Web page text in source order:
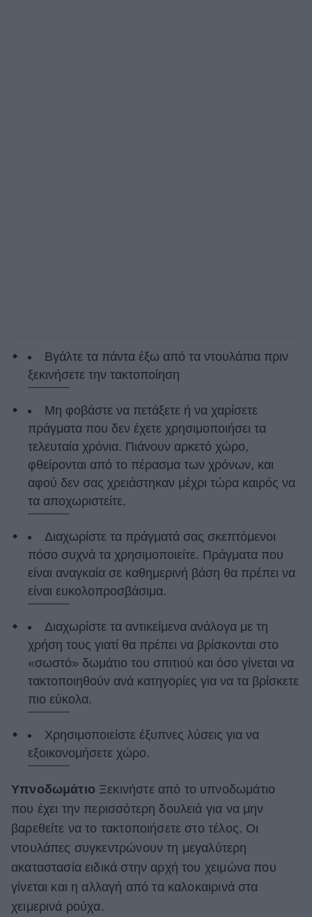
Βγάλτε τα πάντα έξω από τα ντουλάπια πριν
ξεκινήσετε την τακτοποίηση
Μη φοβάστε να πετάξετε ή να χαρίσετε
πράγματα που δεν έχετε χρησιμοποιήσει τα
τελευταία χρόνια. Πιάνουν αρκετό χώρο,
φθείρονται από το πέρασμα των χρόνων, και
αφού δεν σας χρειάστηκαν μέχρι τώρα καιρός να
τα αποχωριστείτε.
Διαχωρίστε τα πράγματά σας σκεπτόμενοι
πόσο συχνά τα χρησιμοποιείτε. Πράγματα που
είναι αναγκαία σε καθημερινή βάση θα πρέπει να
είναι ευκολοπροσβάσιμα.
Διαχωρίστε τα αντικείμενα ανάλογα με τη
χρήση τους γιατί θα πρέπει να βρίσκονται στο
«σωστό» δωμάτιο του σπιτιού και όσο γίνεται να
τακτοποιηθούν ανά κατηγορίες για να τα βρίσκετε
πιο εύκολα.
Χρησιμοποιείστε έξυπνες λύσεις για να
εξοικονομήσετε χώρο.
Υπνοδωμάτιο Ξεκινήστε από το υπνοδωμάτιο
που έχει την περισσότερη δουλειά για να μην
βαρεθείτε να το τακτοποιήσετε στο τέλος. Οι
ντουλάπες συγκεντρώνουν τη μεγαλύτερη
ακαταστασία ειδικά στην αρχή του χειμώνα που
γίνεται και η αλλαγή από τα καλοκαιρινά στα
χειμερινά ρούχα.